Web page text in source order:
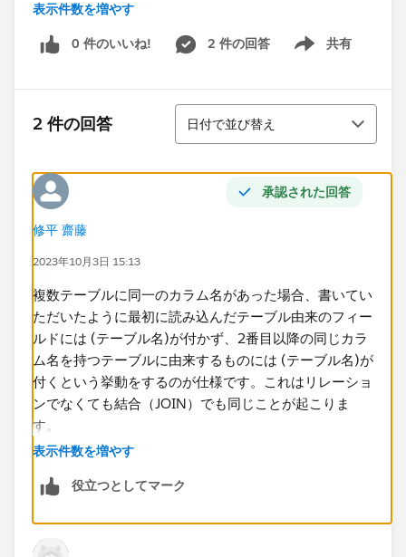
項目F
項目G
[データ] ペインにあるデータソース接続の下には、現在
れます。
Aテーブル
項目A
項目B
項目C
Bテーブル
KEY(Bテーブル)
項目A(Bテーブル)
項目D
項目E
Cテーブル
項目A(Cテーブル)
表示件数を増やす
0 件のいいね! 2 件の回答 共有
Show menu
2 件の回答
並び替え
日付で並び替え
承認された回答
修平 齋藤
2023年10月3日 15:13
複数テーブルに同一のカラム名があった場合、書いてい
ただいたように最初に読み込んだテーブル由来のフィー
ルドには (テーブル名)が付かず、2番目以降の同じカラ
ム名を持つテーブルに由来するものには (テーブル名)が
付くという挙動をするのが仕様です。これはリレーショ
ンでなくても結合（JOIN）でも同じことが起こりま
す。
という機能はありません。
表示件数を増やす
役立つとしてマーク